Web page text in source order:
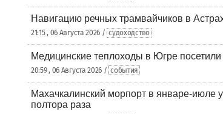
Навигацию речных трамвайчиков в
21:15 , 06 Августа 2026 / судоходство
Медицинские теплоходы в Югре
20:59 , 06 Августа 2026 / события
Махачкалинский морпорт в январе-июле
полтора раза